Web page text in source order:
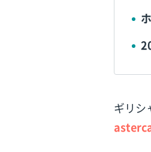
ギリシ